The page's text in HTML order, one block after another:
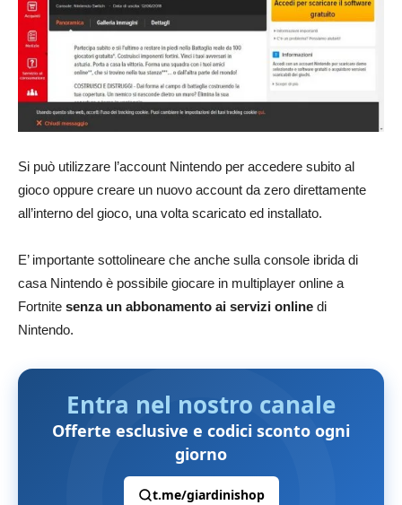
Si può utilizzare l’account Nintendo per accedere subito al
gioco oppure creare un nuovo account da zero direttamente
all’interno del gioco, una volta scaricato ed installato.
E’ importante sottolineare che anche sulla console ibrida di
casa Nintendo è possibile giocare in multiplayer online a
Fortnite senza un abbonamento ai servizi online di
Nintendo.
Entra nel nostro canale
Offerte esclusive e codici sconto ogni
giorno
t.me/giardinishop